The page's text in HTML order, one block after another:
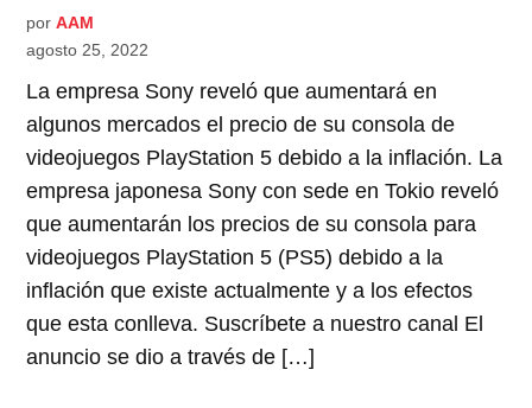
por AAM
agosto 25, 2022
La empresa Sony reveló que aumentará en
algunos mercados el precio de su consola de
videojuegos PlayStation 5 debido a la inflación. La
empresa japonesa Sony con sede en Tokio reveló
que aumentarán los precios de su consola para
videojuegos PlayStation 5 (PS5) debido a la
inflación que existe actualmente y a los efectos
que esta conlleva. Suscríbete a nuestro canal El
anuncio se dio a través de […]